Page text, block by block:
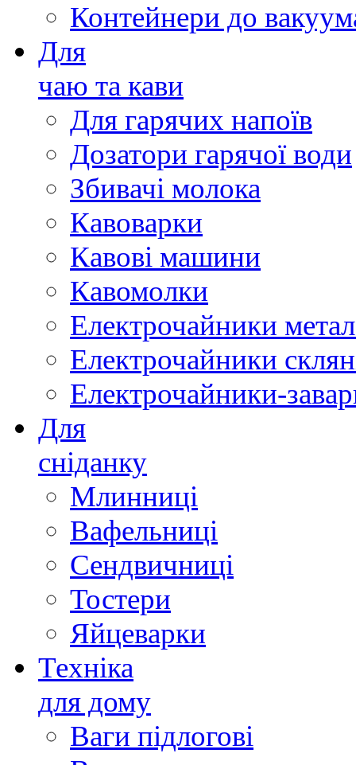
Контейнери до
Для
чаю та кави
Для гарячих напоїв
Дозатори гарячої води
Збивачі молока
Кавоварки
Кавові машини
Кавомолки
Електрочайники
Електрочайники
Електрочайники-
Для
сніданку
Млинниці
Вафельниці
Сендвичниці
Тостери
Яйцеварки
Техніка
для дому
Ваги підлогові